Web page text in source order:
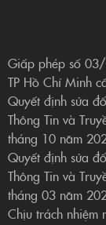
Giấp phép số 03/
TP Hồ Chí Minh
Quyết định sửa
Thông Tin và
tháng 10 năm
Quyết định sửa
Thông Tin và
tháng 03 năm
Chịu trách nhiệm